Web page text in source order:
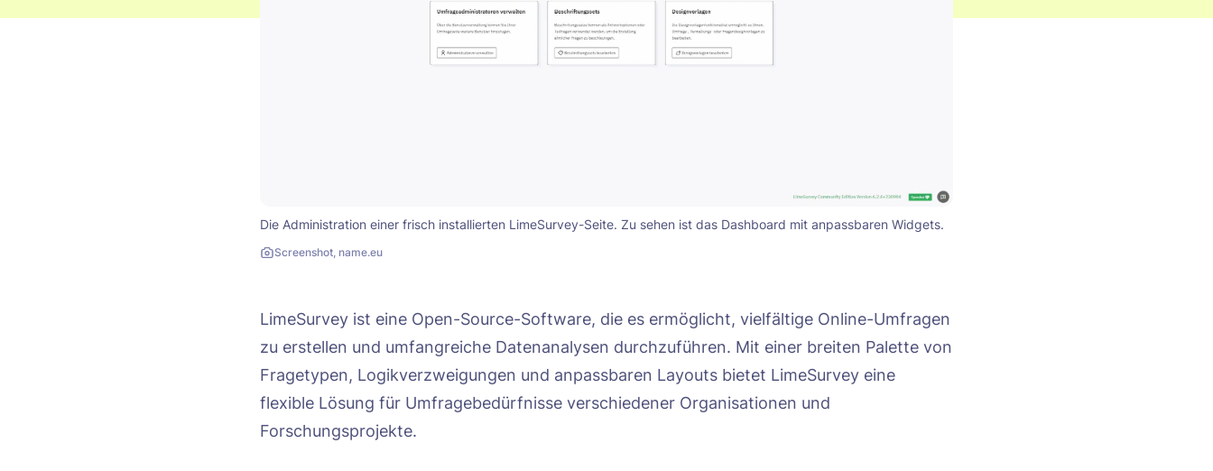
Die Administration einer frisch installierten LimeSurvey-Seite. Zu sehen ist das Dashboard mit anpassbaren Widgets.
Screenshot, name.eu
LimeSurvey ist eine Open-Source-Software, die es ermöglicht, vielfältige Online-Umfragen
zu erstellen und umfangreiche Datenanalysen durchzuführen. Mit einer breiten Palette von
Fragetypen, Logikverzweigungen und anpassbaren Layouts bietet LimeSurvey eine
flexible Lösung für Umfragebedürfnisse verschiedener Organisationen und
Forschungsprojekte.